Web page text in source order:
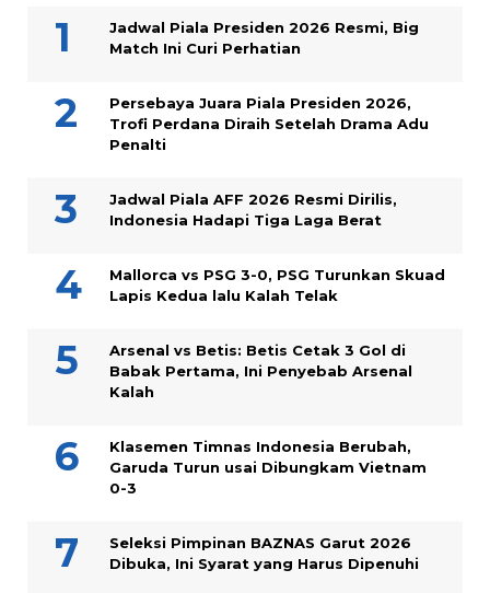
Jadwal Piala Presiden 2026 Resmi, Big
Match Ini Curi Perhatian
Persebaya Juara Piala Presiden 2026,
Trofi Perdana Diraih Setelah Drama Adu
Penalti
Jadwal Piala AFF 2026 Resmi Dirilis,
Indonesia Hadapi Tiga Laga Berat
Mallorca vs PSG 3-0, PSG Turunkan Skuad
Lapis Kedua lalu Kalah Telak
Arsenal vs Betis: Betis Cetak 3 Gol di
Babak Pertama, Ini Penyebab Arsenal
Kalah
Klasemen Timnas Indonesia Berubah,
Garuda Turun usai Dibungkam Vietnam
0-3
Seleksi Pimpinan BAZNAS Garut 2026
Dibuka, Ini Syarat yang Harus Dipenuhi